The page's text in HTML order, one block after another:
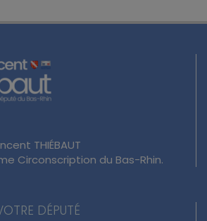
THIÉBAUT
Circonscription du Bas-Rhin.
DÉPUTÉ